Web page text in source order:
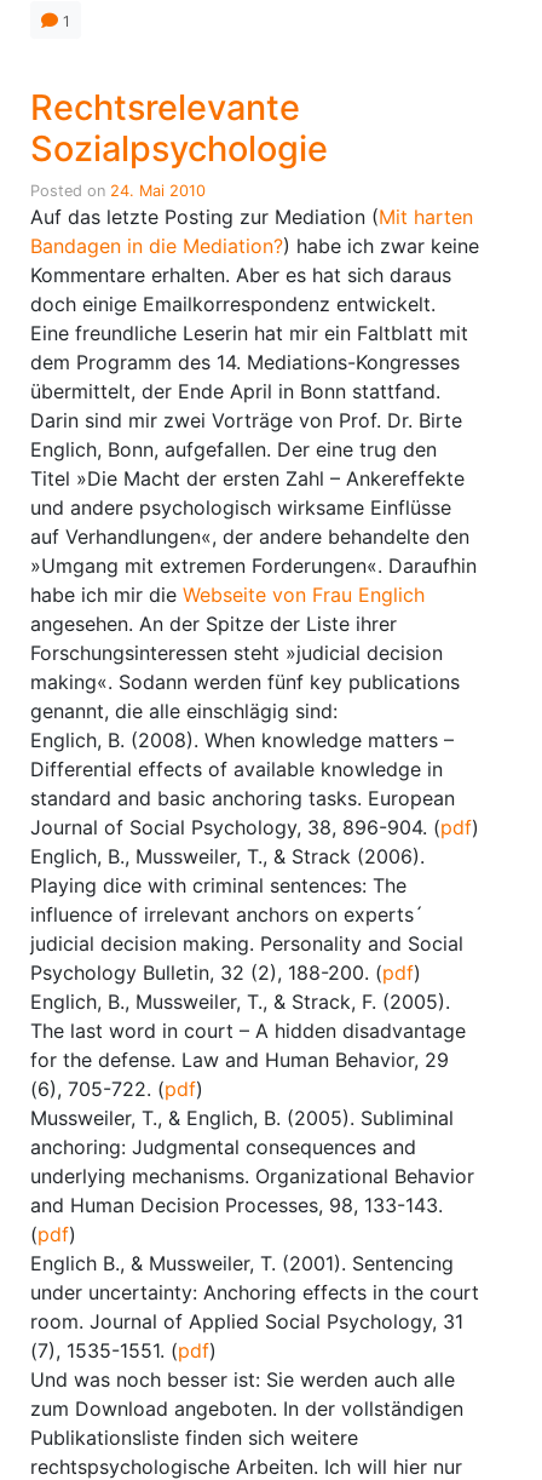
1
Rechtsrelevante
Sozialpsychologie
Posted on 24. Mai 2010
Auf das letzte Posting zur Mediation (Mit harten
Bandagen in die Mediation?) habe ich zwar keine
Kommentare erhalten. Aber es hat sich daraus
doch einige Emailkorrespondenz entwickelt.
Eine freundliche Leserin hat mir ein Faltblatt mit
dem Programm des 14. Mediations-Kongresses
übermittelt, der Ende April in Bonn stattfand.
Darin sind mir zwei Vorträge von Prof. Dr. Birte
Englich, Bonn, aufgefallen. Der eine trug den
Titel »Die Macht der ersten Zahl – Ankereffekte
und andere psychologisch wirksame Einflüsse
auf Verhandlungen«, der andere behandelte den
»Umgang mit extremen Forderungen«. Daraufhin
habe ich mir die Webseite von Frau Englich
angesehen. An der Spitze der Liste ihrer
Forschungsinteressen steht »judicial decision
making«. Sodann werden fünf key publications
genannt, die alle einschlägig sind:
Englich, B. (2008). When knowledge matters –
Differential effects of available knowledge in
standard and basic anchoring tasks. European
Journal of Social Psychology, 38, 896-904. (pdf)
Englich, B., Mussweiler, T., & Strack (2006).
Playing dice with criminal sentences: The
influence of irrelevant anchors on experts´
judicial decision making. Personality and Social
Psychology Bulletin, 32 (2), 188-200. (pdf)
Englich, B., Mussweiler, T., & Strack, F. (2005).
The last word in court – A hidden disadvantage
for the defense. Law and Human Behavior, 29
(6), 705-722. (pdf)
Mussweiler, T., & Englich, B. (2005). Subliminal
anchoring: Judgmental consequences and
underlying mechanisms. Organizational Behavior
and Human Decision Processes, 98, 133-143.
(pdf)
Englich B., & Mussweiler, T. (2001). Sentencing
under uncertainty: Anchoring effects in the court
room. Journal of Applied Social Psychology, 31
(7), 1535-1551. (pdf)
Und was noch besser ist: Sie werden auch alle
zum Download angeboten. In der vollständigen
Publikationsliste finden sich weitere
rechtspsychologische Arbeiten. Ich will hier nur